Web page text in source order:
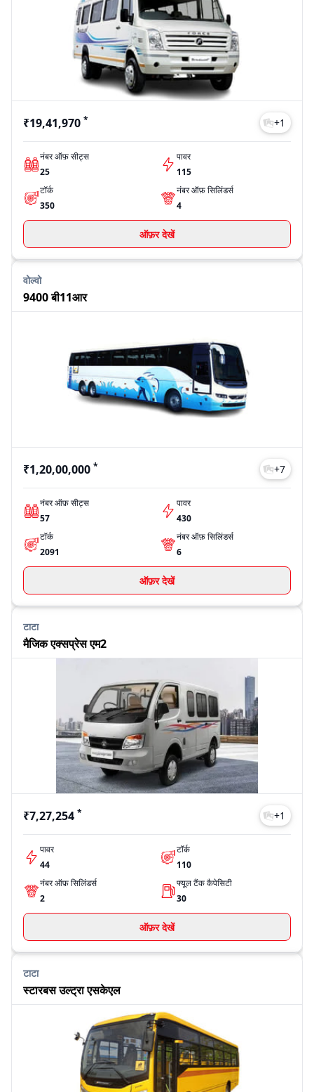
₹19,41,970 * +1
नंबर ऑफ़ सीट्स
25
पावर
115
टॉर्क
350
नंबर ऑफ़ सिलिंडर्स
4
ऑफ़र देखें
वोल्वो
9400 बी11आर
₹1,20,00,000 * +7
नंबर ऑफ़ सीट्स
57
पावर
430
टॉर्क
2091
नंबर ऑफ़ सिलिंडर्स
6
ऑफ़र देखें
टाटा
मैजिक एक्सप्रेस एम2
₹7,27,254 * +1
पावर
44
टॉर्क
110
नंबर ऑफ़ सिलिंडर्स
2
फ्यूल टैंक कैपेसिटी
30
ऑफ़र देखें
टाटा
स्टारबस उल्ट्रा एसकेएल